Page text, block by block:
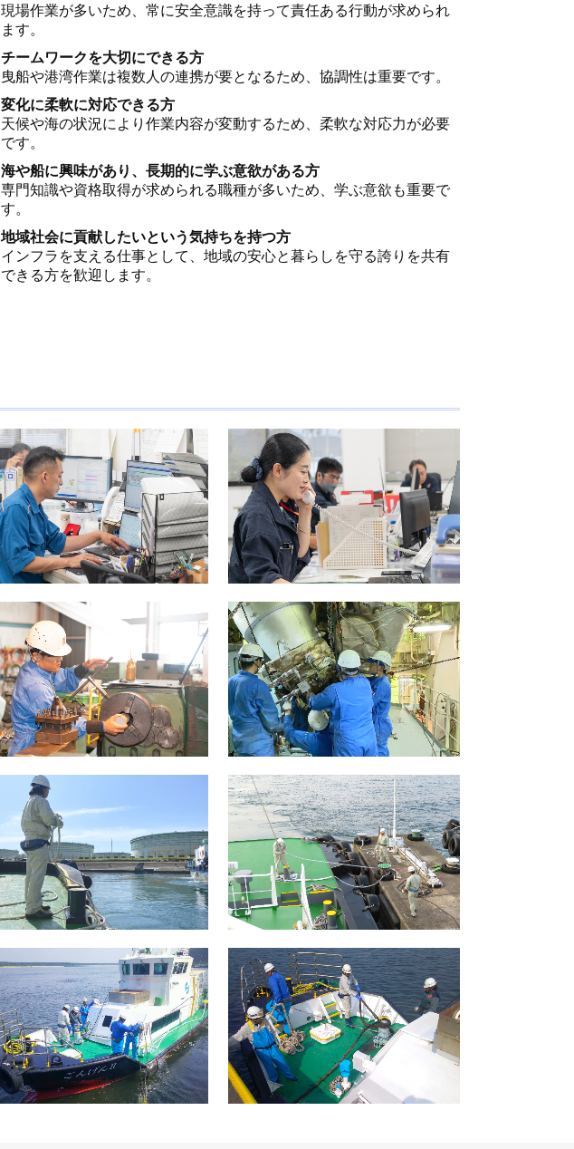
現場作業が多いため、常に安全意識を持って責任ある行動が求められ
ます。
チームワークを大切にできる方
曳船や港湾作業は複数人の連携が要となるため、協調性は重要です。
変化に柔軟に対応できる方
天候や海の状況により作業内容が変動するため、柔軟な対応力が必要
です。
海や船に興味があり、長期的に学ぶ意欲がある方
専門知識や資格取得が求められる職種が多いため、学ぶ意欲も重要で
す。
地域社会に貢献したいという気持ちを持つ方
インフラを支える仕事として、地域の安心と暮らしを守る誇りを共有
できる方を歓迎します。